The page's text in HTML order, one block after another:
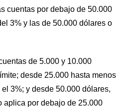
cuentas por debajo de 50.000
3% y las de 50.000 dólares o
de 5.000 y 10.000
desde 25.000 hasta menos
3%; y desde 50.000 dólares,
aplica por debajo de 25.000